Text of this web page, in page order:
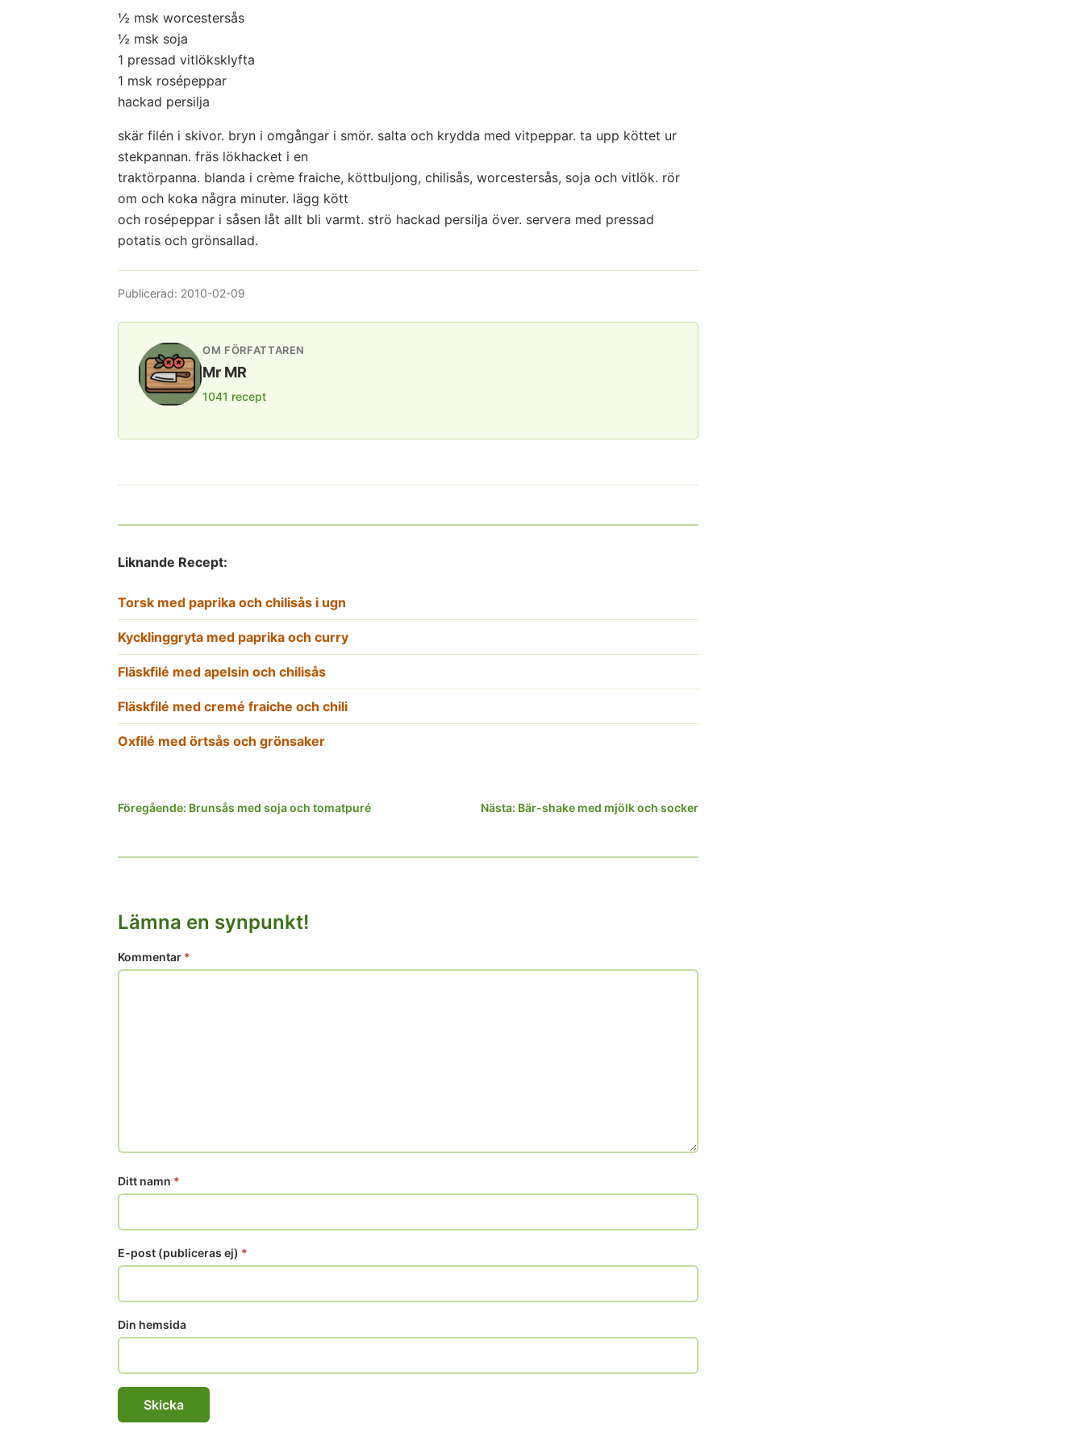
½ msk worcestersås
½ msk soja
1 pressad vitlöksklyfta
1 msk rosépeppar
hackad persilja
skär filén i skivor. bryn i omgångar i smör. salta och krydda med vitpeppar. ta upp köttet ur
stekpannan. fräs lökhacket i en
traktörpanna. blanda i crème fraiche, köttbuljong, chilisås, worcestersås, soja och vitlök. rör
om och koka några minuter. lägg kött
och rosépeppar i såsen låt allt bli varmt. strö hackad persilja över. servera med pressad
potatis och grönsallad.
Publicerad: 2010-02-09
OM FÖRFATTAREN
Mr MR
1041 recept
Liknande Recept:
Torsk med paprika och chilisås i ugn
Kycklinggryta med paprika och curry
Fläskfilé med apelsin och chilisås
Fläskfilé med cremé fraiche och chili
Oxfilé med örtsås och grönsaker
Inläggsnavigering
Föregående: Brunsås med soja och tomatpuré Nästa: Bär-shake med mjölk och socker
Lämna en synpunkt!
Kommentar *
Ditt namn *
E-post (publiceras ej) *
Din hemsida